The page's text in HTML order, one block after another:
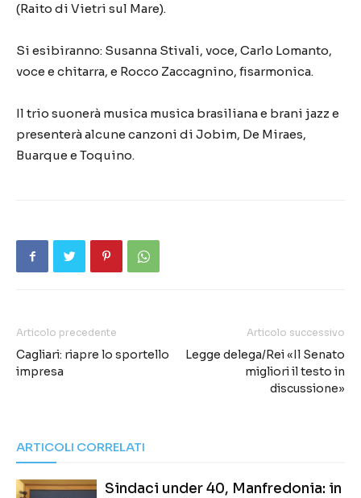
(Raito di Vietri sul Mare).
Si esibiranno: Susanna Stivali, voce, Carlo Lomanto,
voce e chitarra, e Rocco Zaccagnino, fisarmonica.
Il trio suonerà musica musica brasiliana e brani jazz e
presenterà alcune canzoni di Jobim, De Miraes,
Buarque e Toquino.
Articolo precedente
Cagliari: riapre lo sportello
impresa
Articolo successivo
Legge delega/Rei «Il Senato
migliori il testo in
discussione»
ARTICOLI CORRELATI
Sindaci under 40, Manfredonia: in